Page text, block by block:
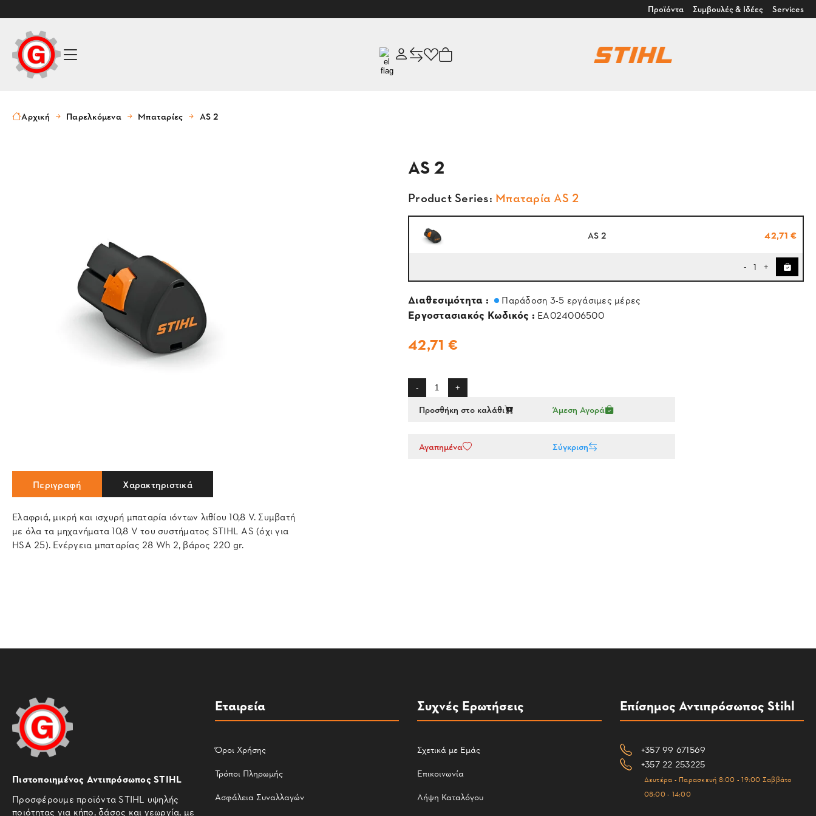
Προϊόντα Συμβουλές & Ιδέες Services
Αρχική Παρελκόμενα Μπαταρίες AS 2
AS 2
Product Series: Μπαταρία AS 2
AS 2 42,71 €
- 1 +
Διαθεσιμότητα : Παράδοση 3-5 εργάσιμες μέρες
Εργοστασιακός Κωδικός : EA024006500
42,71 €
- +
Προσθήκη στο καλάθι Άμεση Αγορά
Αγαπημένα Σύγκριση
Περιγραφή Χαρακτηριστικά
Ελαφριά, μικρή και ισχυρή μπαταρία ιόντων λιθίου 10,8 V. Συμβατή
με όλα τα μηχανήματα 10,8 V του συστήματος STIHL AS (όχι για
HSA 25). Ενέργεια μπαταρίας 28 Wh 2, βάρος 220 gr.
Πιστοποιημένος Αντιπρόσωπος STIHL
Προσφέρουμε προϊόντα STIHL υψηλής
ποιότητας για κήπο, δάσος και γεωργία, με
Εταιρεία
Όροι Χρήσης
Τρόποι Πληρωμής
Ασφάλεια Συναλλαγών
Συχνές Ερωτήσεις
Σχετικά με Εμάς
Επικοινωνία
Λήψη Καταλόγου
Επίσημος Αντιπρόσωπος Stihl
+357 99 671569
+357 22 253225
Δευτέρα - Παρασκευή 8:00 - 19:00 Σαββάτο
08:00 - 14:00